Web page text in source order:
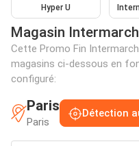
Hyper U
Magasin
Cette Promo Fin
magasins ci-dessous en
configuré:
Paris
Paris
Détection